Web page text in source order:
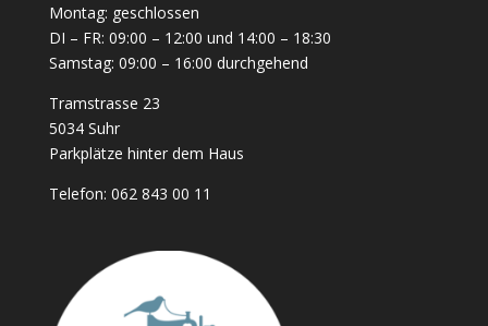
Montag: geschlossen
DI – FR: 09:00 – 12:00 und 14:00 – 18:30
Samstag: 09:00 – 16:00 durchgehend
Tramstrasse 23
5034 Suhr
Parkplätze hinter dem Haus
Telefon: 062 843 00 11